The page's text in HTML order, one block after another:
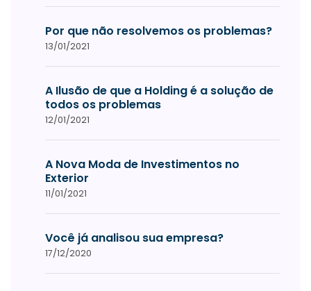
Por que não resolvemos os problemas?
13/01/2021
A Ilusão de que a Holding é a solução de
todos os problemas
12/01/2021
A Nova Moda de Investimentos no
Exterior
11/01/2021
Você já analisou sua empresa?
17/12/2020